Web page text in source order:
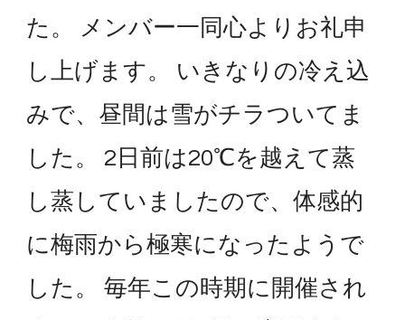
た。 メンバー一同心よりお礼申
し上げます。 いきなりの冷え込
みで、昼間は雪がチラついてま
した。 2日前は20℃を越えて蒸
し蒸していましたので、体感的
に梅雨から極寒になったようで
した。 毎年この時期に開催され